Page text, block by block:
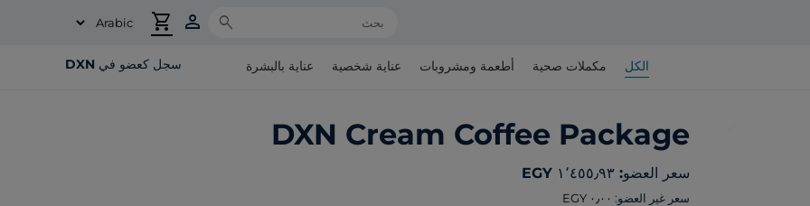
Search
person
shopping_cart
الكل مكملات صحية أطعمة ومشروبات عناية شخصية عناية بالبشرة سجل كعضو في DXN
DXN Cream Coffee Package
سعر العضو: ‏١٬٤٥٥٫٩٣ EGY
سعر غير العضو: